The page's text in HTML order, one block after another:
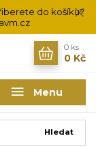
do košíku?
Menu
Hledat
0 ks
0 Kč